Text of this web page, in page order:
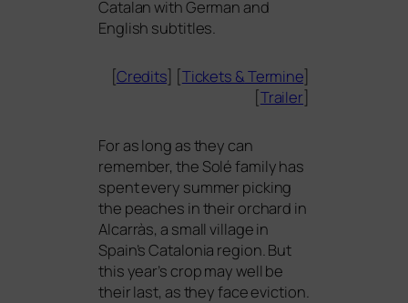
Catalan with German and
English subtitles.
[Credits] [Tickets &Termine]
[Trailer]
For as long as they can
remem­ber, the Solé fami­ly has
spent every sum­mer picking
the pea­ches in their orchard in
Alcarràs, a small vil­la­ge in
Spain’s Catalonia regi­on. But
this year’s crop may well be
their last, as they face evic­tion.